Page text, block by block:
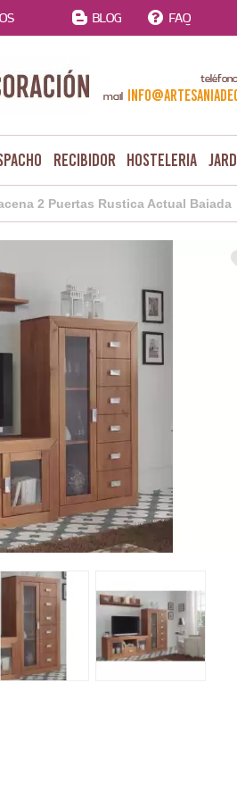
BLOG FAQ
teléfono
mail
Recibidor Hosteleria
2 Puertas Rustica Actual Baiada